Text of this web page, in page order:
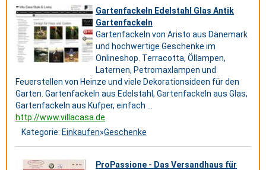
Gartenfackeln Edelstahl Glas Antik
Gartenfackeln
Gartenfackeln von Aristo aus Dänemark
und hochwertige Geschenke im
Onlineshop. Terracotta, Öllampen,
Laternen, Petromaxlampen und
Feuerstellen von Heinze und viele Dekorationsideen für den
Garten. Gartenfackeln aus Edelstahl, Gartenfackeln aus Glas,
Gartenfackeln aus Kufper, einfach ...
http://www.villacasa.de
Kategorie: Einkaufen»Geschenke
ProPassione - Das Versandhaus für